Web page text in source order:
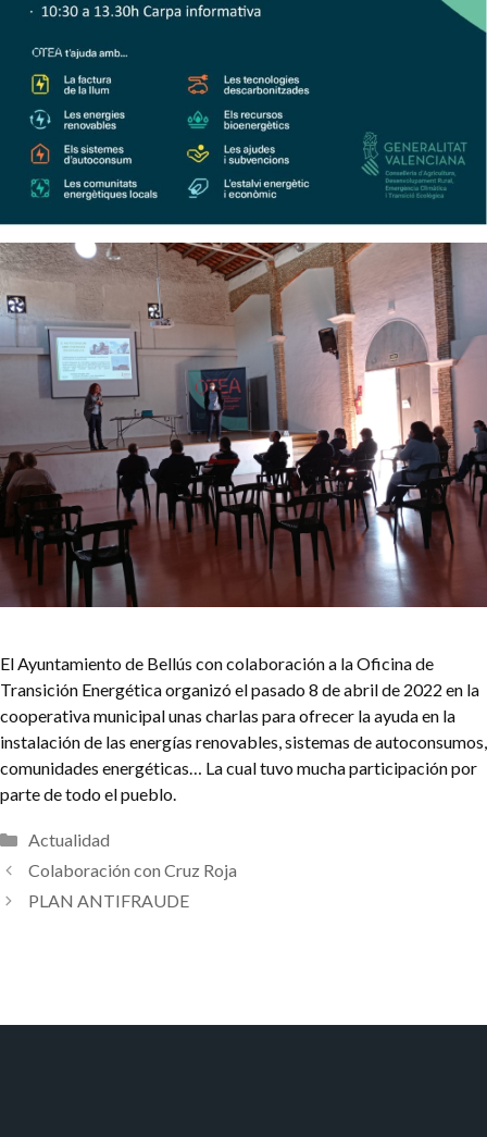
El Ayuntamiento de Bellús con colaboración a la Oficina de
Transición Energética organizó el pasado 8 de abril de 2022 en la
cooperativa municipal unas charlas para ofrecer la ayuda en la
instalación de las energías renovables, sistemas de autoconsumos,
comunidades energéticas… La cual tuvo mucha participación por
parte de todo el pueblo.
Categorías
Actualidad
Colaboración con Cruz Roja
PLAN ANTIFRAUDE